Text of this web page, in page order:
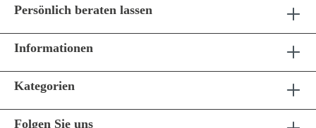
Persönlich beraten lassen
Informationen
Kategorien
Folgen Sie uns